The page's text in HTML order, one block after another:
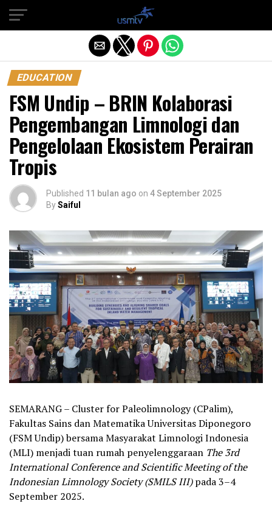
EDUCATION
FSM Undip – BRIN Kolaborasi
Pengembangan Limnologi dan
Pengelolaan Ekosistem Perairan
Tropis
Published 11 bulan ago on 4 September 2025
BySaiful
SEMARANG – Cluster for Paleolimnology (CPalim),
Fakultas Sains dan Matematika Universitas Diponegoro
(FSM Undip) bersama Masyarakat Limnologi Indonesia
(MLI) menjadi tuan rumah penyelenggaraan The 3rd
International Conference and Scientific Meeting of the
Indonesian Limnology Society (SMILS III)pada 3–4
September 2025.
Exit mobile version